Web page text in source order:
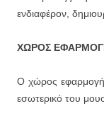
ενδιαφέρον,
ΧΩΡΟΣ
Ο χώρος
εσωτερικό του